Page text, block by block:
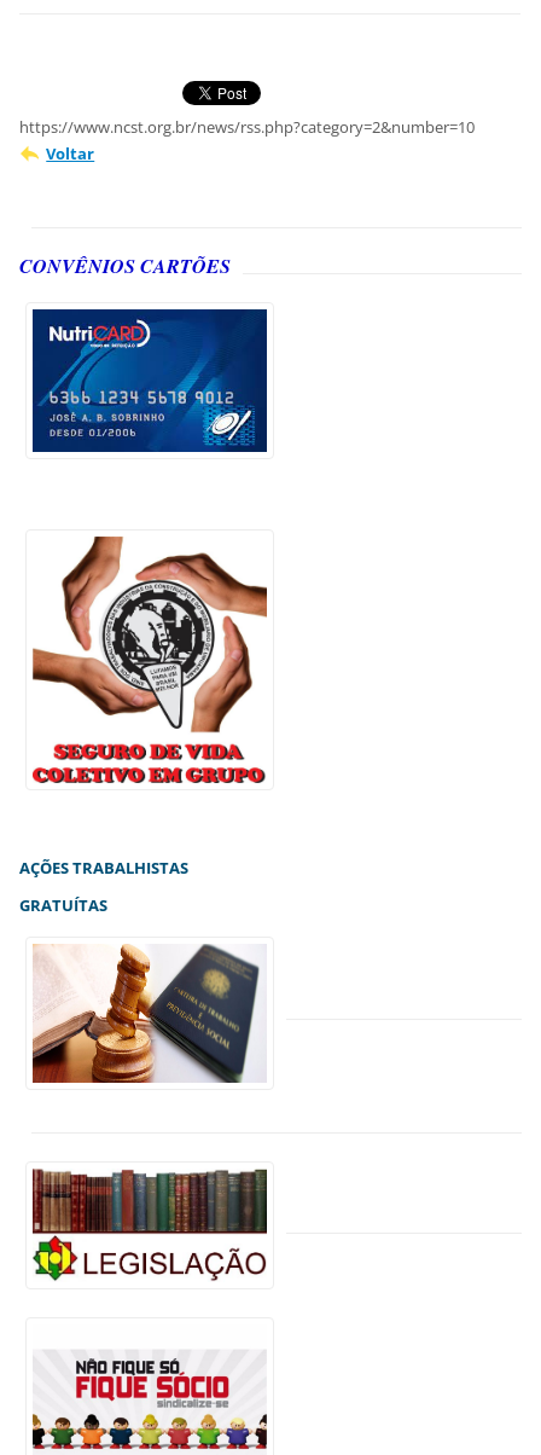
https://www.ncst.org.br/news/rss.php?category=2&number=10
Voltar
CONVÊNIOS CARTÕES
AÇÕES TRABALHISTAS
GRATUÍTAS